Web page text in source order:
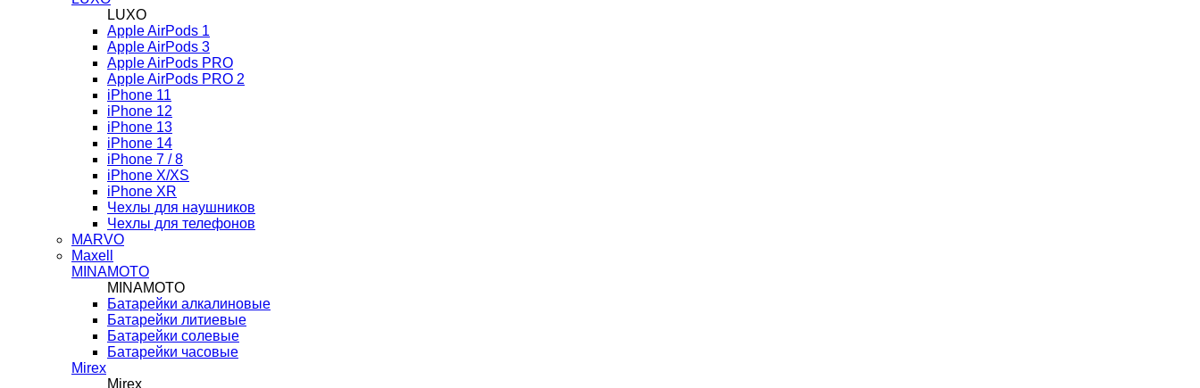
LUXO
Apple AirPods 1
Apple AirPods 3
Apple AirPods PRO
Apple AirPods PRO 2
iPhone 11
iPhone 12
iPhone 13
iPhone 14
iPhone 7 / 8
iPhone X/XS
iPhone XR
Чехлы для наушников
Чехлы для телефонов
MARVO
Maxell
MINAMOTO
MINAMOTO
Батарейки алкалиновые
Батарейки литиевые
Батарейки солевые
Батарейки часовые
Mirex
Mirex